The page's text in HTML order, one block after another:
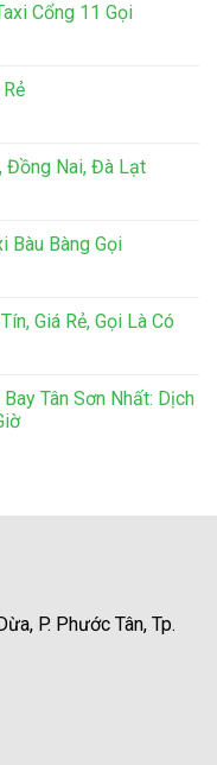
Cổng 11 Gọi
Đồng Nai, Đà Lạt
Bàu Bàng Gọi
Giá Rẻ, Gọi Là Có
Tân Sơn Nhất: Dịch
P. Phước Tân, Tp.